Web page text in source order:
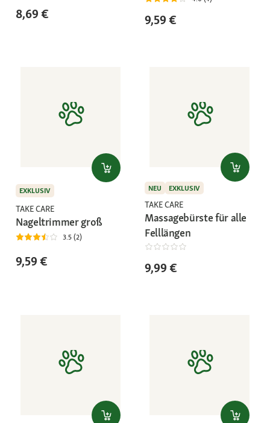
8,69 € 9,59 €
EXKLUSIV
TAKE CARE
Nageltrimmer groß
3.5 (2)
9,59 €
NEU EXKLUSIV
TAKE CARE
Massagebürste für alle
Felllängen
9,99 €